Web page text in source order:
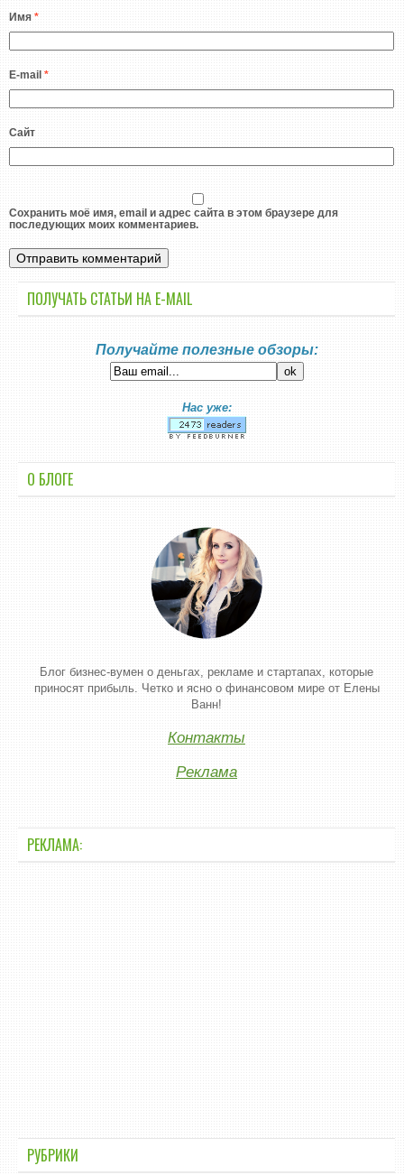
Имя *
E-mail *
Сайт
Сохранить моё имя, email и адрес сайта в этом браузере для
последующих моих комментариев.
ПОЛУЧАТЬ СТАТЬИ НА E-MАIL
Получайте полезные обзоры:
Нас уже:
О БЛОГЕ
Блог бизнес-вумен о деньгах, рекламе и стартапах, которые
приносят прибыль. Четко и ясно о финансовом мире от Елены
Ванн!
Контакты
Реклама
РЕКЛАМА:
РУБРИКИ